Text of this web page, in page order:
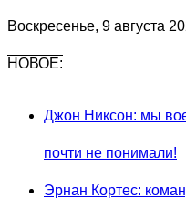
Воскресенье, 9 августа
НОВОЕ:
Джон Никсон: мы
почти не понимали!
Эрнан Кортес: